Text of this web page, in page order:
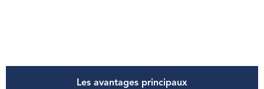
Les avantages principaux